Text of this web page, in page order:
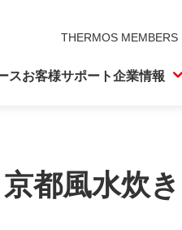
THERMOS MEMBERS
スお客様サポート企業情報
都風水炊き